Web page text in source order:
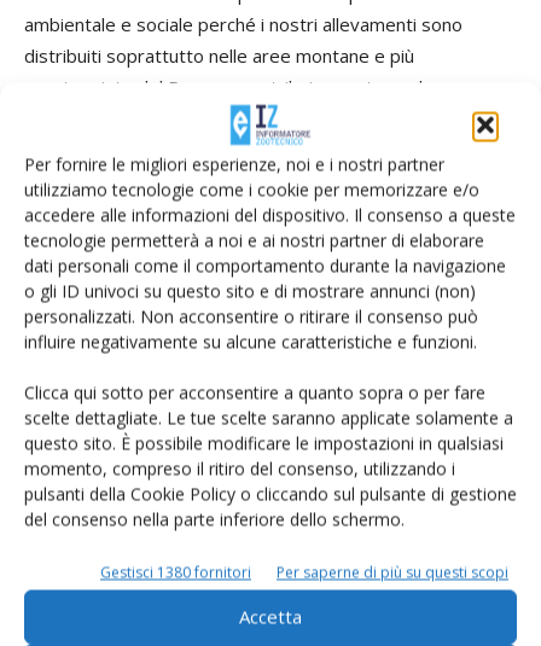
Per fornire le migliori esperienze, noi e i nostri partner
utilizziamo tecnologie come i cookie per memorizzare e/o
accedere alle informazioni del dispositivo. Il consenso a queste
tecnologie permetterà a noi e ai nostri partner di elaborare
dati personali come il comportamento durante la navigazione
o gli ID univoci su questo sito e di mostrare annunci (non)
personalizzati. Non acconsentire o ritirare il consenso può
influire negativamente su alcune caratteristiche e funzioni.
Clicca qui sotto per acconsentire a quanto sopra o per fare
scelte dettagliate. Le tue scelte saranno applicate solamente a
questo sito. È possibile modificare le impostazioni in qualsiasi
momento, compreso il ritiro del consenso, utilizzando i
pulsanti della Cookie Policy o cliccando sul pulsante di gestione
del consenso nella parte inferiore dello schermo.
Gestisci 1380 fornitori Per saperne di più su questi scopi
Accetta
ambientale e sociale perché i nostri allevamenti sono
distribuiti soprattutto nelle aree montane e più
svantaggiate del Paese e contribuiscono in modo
fondamentale a mantenere in condizioni idonee i pascoli ed
i terreni coltivati di tali zone, salvaguardandoli da dissesti
ed incendi».
Ad Agriumbria saranno presenti circa 30 esemplari tra tori,
vitelli, manze e vacche, delle razze Chianina, Marchigiana,
Romagnola, Maremmana e Podolica, tipiche del Centro e
del Sud Italia.
Anabic in cifre
Gli allevamenti associati all’Anabic sono oltre 5.100 con
circa 157.000 capi iscritti al Libro Genealogico. La razza più
rappresentata è la Marchigiana con oltre 2.000 allevamenti
e 51.000 capi. Seguono la Chianina con circa 1.500
allevamenti e 46.000 capi, la Podolica con circa 1.000
allevamenti e 37.000 capi, la Romagnola con 350
allevamenti e 11.500 capi e la Maremmana con 250